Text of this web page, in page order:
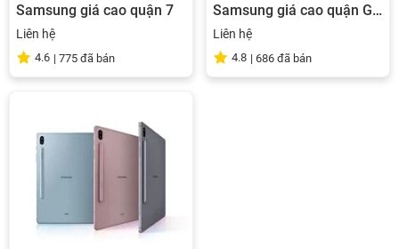
Samsung giá cao quận 7
Liên hệ
4.6 | 775 đã bán
Samsung giá cao quận Gò
Vấp
Liên hệ
4.8 | 686 đã bán